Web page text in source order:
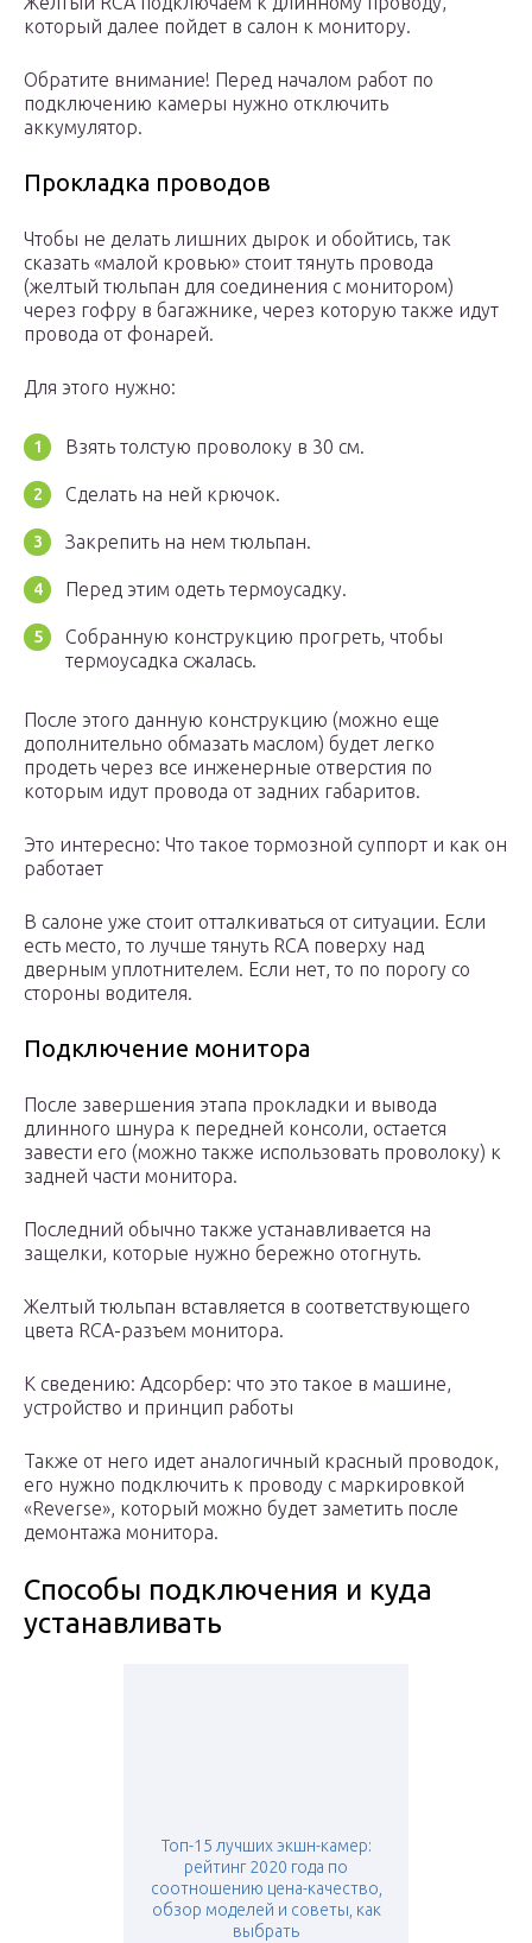
который далее пойдет в салон к монитору.
Обратите внимание! Перед началом работ по
подключению камеры нужно отключить
аккумулятор.
Прокладка проводов
Чтобы не делать лишних дырок и обойтись, так
сказать «малой кровью» стоит тянуть провода
(желтый тюльпан для соединения с монитором)
через гофру в багажнике, через которую также идут
провода от фонарей.
Для этого нужно:
Взять толстую проволоку в 30 см.
Сделать на ней крючок.
Закрепить на нем тюльпан.
Перед этим одеть термоусадку.
Собранную конструкцию прогреть, чтобы
термоусадка сжалась.
После этого данную конструкцию (можно еще
дополнительно обмазать маслом) будет легко
продеть через все инженерные отверстия по
которым идут провода от задних габаритов.
Это интересно: Что такое тормозной суппорт и как он
работает
В салоне уже стоит отталкиваться от ситуации. Если
есть место, то лучше тянуть RCA поверху над
дверным уплотнителем. Если нет, то по порогу со
стороны водителя.
Подключение монитора
После завершения этапа прокладки и вывода
длинного шнура к передней консоли, остается
завести его (можно также использовать проволоку) к
задней части монитора.
Последний обычно также устанавливается на
защелки, которые нужно бережно отогнуть.
Желтый тюльпан вставляется в соответствующего
цвета RCA-разъем монитора.
К сведению: Адсорбер: что это такое в машине,
устройство и принцип работы
Также от него идет аналогичный красный проводок,
его нужно подключить к проводу с маркировкой
«Reverse», который можно будет заметить после
демонтажа монитора.
Способы подключения и куда
устанавливать
Топ-15 лучших экшн-камер:
рейтинг 2020 года по
соотношению цена-качество,
обзор моделей и советы, как
выбрать